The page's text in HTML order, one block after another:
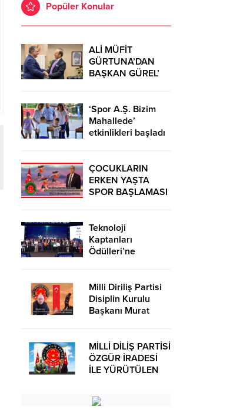
Popüler Konular
ALİ MÜFİT
GÜRTUNA’DAN
BAŞKAN GÜREL’
‘Spor A.Ş. Bizim
Mahallede’
etkinlikleri başladı
ÇOCUKLARIN
ERKEN YAŞTA
SPOR BAŞLAMASI
UZAK TUTUMUŞ
OLACAKTIR
Teknoloji
Kaptanları
Ödülleri’ne
Milli Diriliş Partisi
Disiplin Kurulu
Başkanı Murat
Basın Açıklaması
MİLLİ DİLİŞ PARTİSİ
ÖZGÜR İRADESİ
İLE YÜRÜTÜLEN
OLUŞUMUDUR